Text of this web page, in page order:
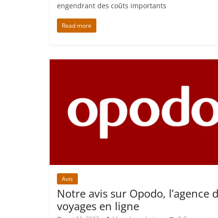
engendrant des coûts importants
Read more
Avis
Notre avis sur Opodo, l’agence
voyages en ligne